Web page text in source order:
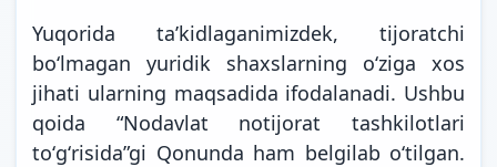
Yuqorida ta’kidlaganimizdek, tijoratchi
bo‘lmagan yuridik shaxslarning o‘ziga xos
jihati ularning maqsadida ifodalanadi. Ushbu
qoida “Nodavlat notijorat tashkilotlari
toʻgʻrisida”gi Qonunda ham belgilab o‘tilgan.